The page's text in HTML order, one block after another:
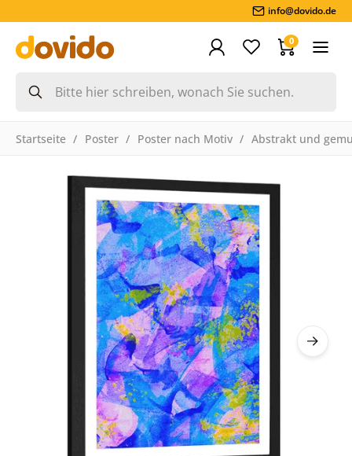
info@dovido.de
0
Startseite Poster Poster nach Motiv Abstrakt und